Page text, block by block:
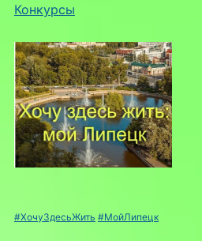
Конкурсы
#ХочуЗдесьЖить #МойЛипецк